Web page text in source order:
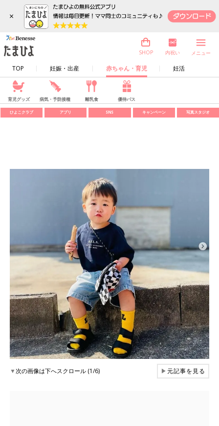
×
TOP 妊娠・出産 赤ちゃん・育児 妊活
SHOP 内祝い メニュー
育児グッズ 病気・予防接種 離乳食 優待パス
ひよこクラブ アプリ SNS キャンペーン 写真スタジオ
▼次の画像は下へスクロール (1/6) ▶元記事を見る